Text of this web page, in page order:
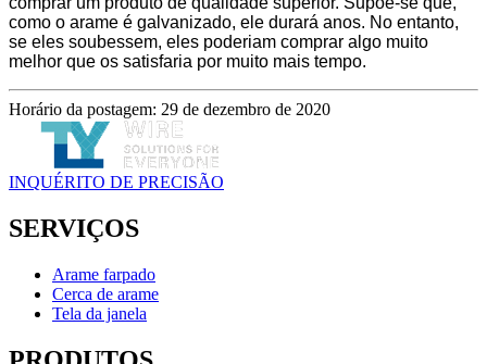
como o arame é galvanizado, ele durará anos. No entanto,
se eles soubessem, eles poderiam comprar algo muito
melhor que os satisfaria por muito mais tempo.
Horário da postagem: 29 de dezembro de 2020
INQUÉRITO DE PRECISÃO
SERVIÇOS
Arame farpado
Cerca de arame
Tela da janela